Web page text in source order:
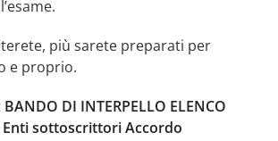
più sarete preparati per
e proprio.
DI INTERPELLO ELENCO
Enti sottoscrittori Accordo